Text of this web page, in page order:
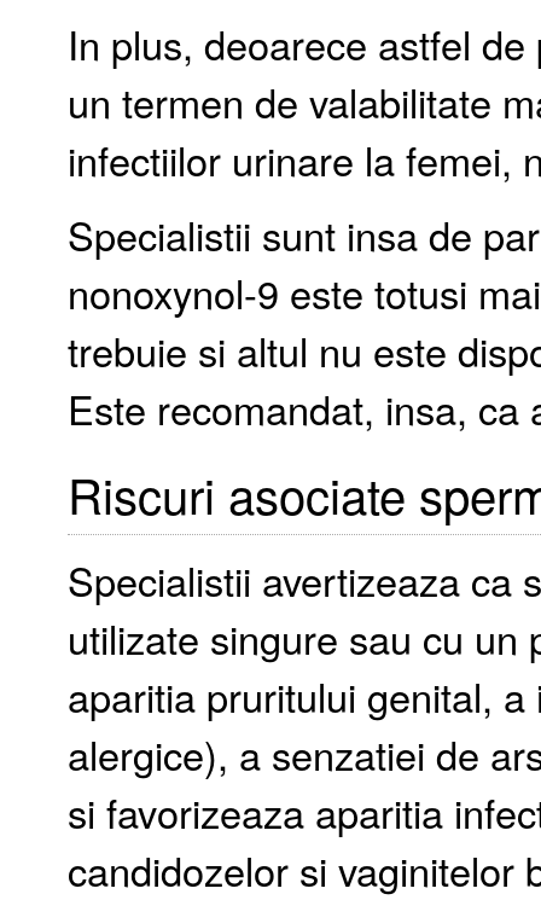
In plus, deoarece astfel
un termen de valabilitate
infectiilor urinare la femei,
Specialistii sunt insa de
nonoxynol-9 este totusi
trebuie si altul nu este
Este recomandat, insa,
Riscuri asociate
Specialistii avertizeaza ca
utilizate singure sau cu
aparitia pruritului genital,
alergice), a senzatiei de
si favorizeaza aparitia
candidozelor si vaginitelor